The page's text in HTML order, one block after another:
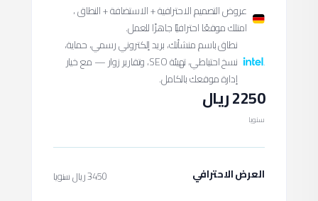
عروض التصميم الاحترافية + الاستضافة + النطاق ،
امتلك موقعًا احترافيًا جاهزًا للعمل.
نطاق باسم منشأتك، بريد إلكتروني رسمي، حماية،
نسخ احتياطي، تهيئة SEO، وتقارير زوار — مع خيار
إدارة موقعك بالكامل.
2250 ريال
سنويا
العرض الاحترافي 3450 ريال سنويا